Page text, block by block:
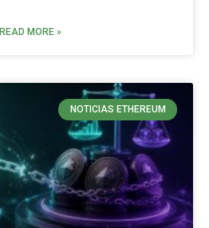
READ MORE »
NOTICIAS ETHEREUM